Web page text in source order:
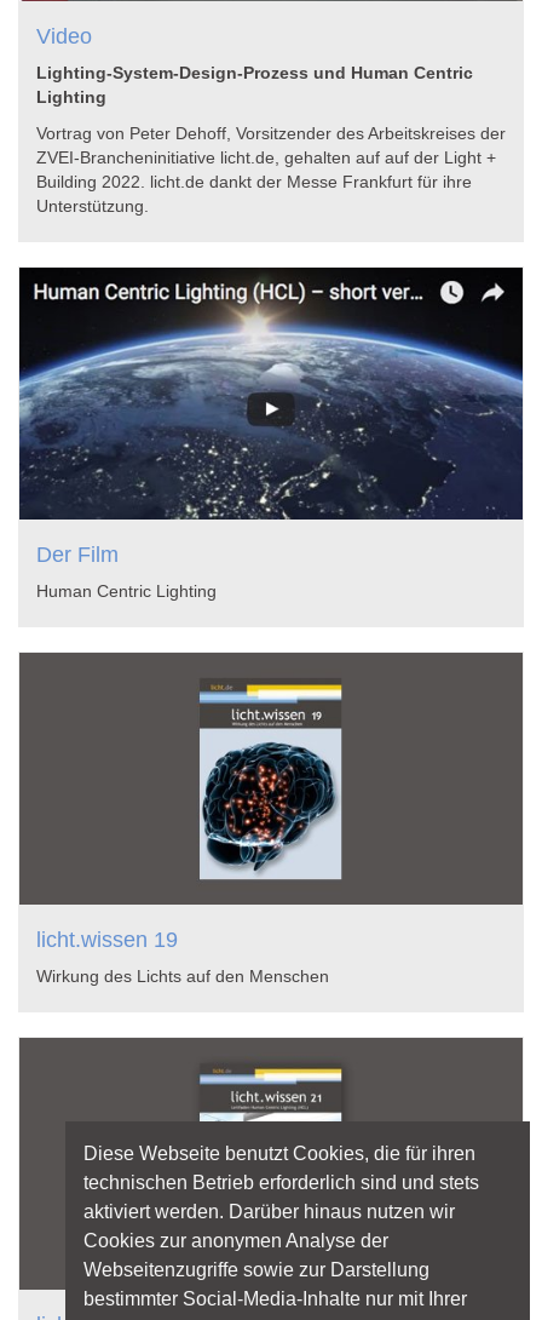
Video
Lighting-System-Design-Prozess und Human Centric
Lighting
Vortrag von Peter Dehoff, Vorsitzender des Arbeitskreises der
ZVEI-Brancheninitiative licht.de, gehalten auf auf der Light +
Building 2022. licht.de dankt der Messe Frankfurt für ihre
Unterstützung.
Der Film
Human Centric Lighting
licht.wissen 19
Wirkung des Lichts auf den Menschen
Diese Webseite benutzt Cookies, die für ihren
technischen Betrieb erforderlich sind und stets
aktiviert werden. Darüber hinaus nutzen wir
Cookies zur anonymen Analyse der
Webseitenzugriffe sowie zur Darstellung
bestimmter Social-Media-Inhalte nur mit Ihrer